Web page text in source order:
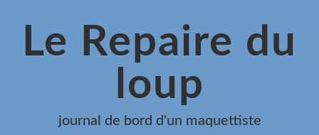
Le Repaire du
loup
journal de bord d'un maquettiste